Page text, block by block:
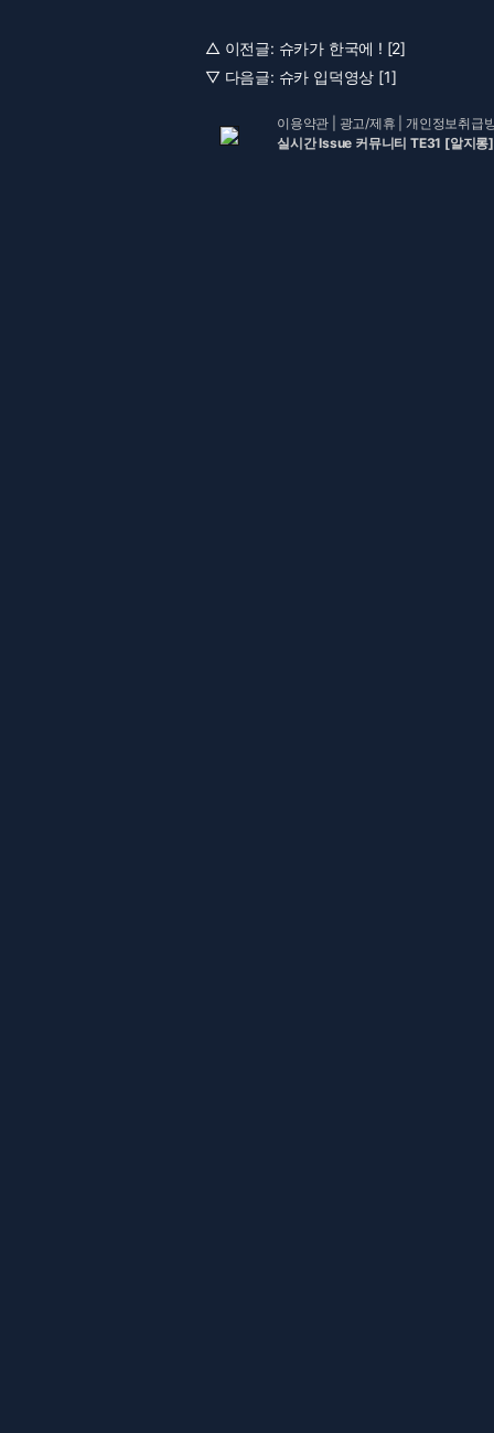
△ 이전글: 슈카가 한국에 ! [2]
▽ 다음글: 슈카 입덕영상 [1]
이용약관 광고/제휴 |개인정보취급
실시간 Issue 커뮤니티 TE31 [알지